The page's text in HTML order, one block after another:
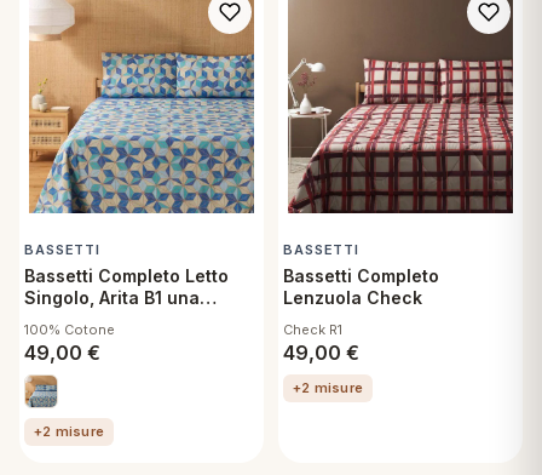
BASSETTI
Bassetti Completo Letto
Singolo, Arita B1 una
sotto con angoli e federa
100% Cotone
49,00 €
+2 misure
BASSETTI
Bassetti Completo
Lenzuola Check
Check R1
49,00 €
+2 misure